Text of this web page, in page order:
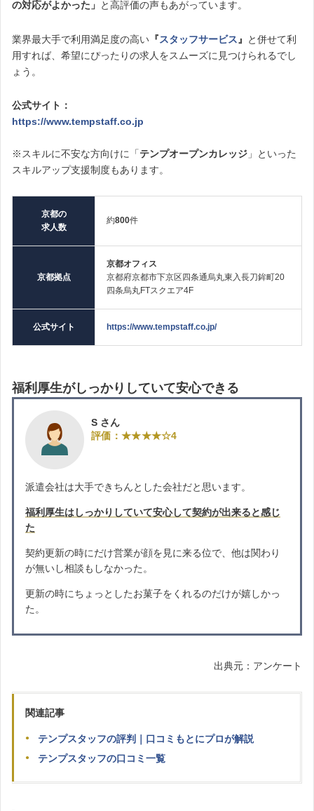
の対応がよかった」 と高評価の声もあがっています。
業界最大手で利用満足度の高い 『スタッフサービス 』
と併せて利
用すれば、希望にぴったりの求人をスムーズに見つけられるでし
ょう。
公式サイト：
https://www.tempstaff.co.jp
※スキルに不安な方向けに「テンプオープンカレッジ 」といった
スキルアップ支援制度もあります。
京都の
求人数
約800件
京都拠点
京都オフィス
京都府京都市下京区四条通烏丸東入長刀鉾町20
四条烏丸FTスクエア4F
公式サイト https://www.tempstaff.co.jp/
福利厚生がしっかりしていて安心できる
S さん
評価：★★★★☆4
派遣会社は大手できちんとした会社だと思います。
福利厚生はしっかりしていて安心して契約が出来ると感じ
た
契約更新の時にだけ営業が顔を見に来る位で、他は関わり
が無いし相談もしなかった。
更新の時にちょっとしたお菓子をくれるのだけが嬉しかっ
た。
出典元：アンケート
関連記事
テンプスタッフの評判｜口コミもとにプロが解説
テンプスタッフの口コミ一覧